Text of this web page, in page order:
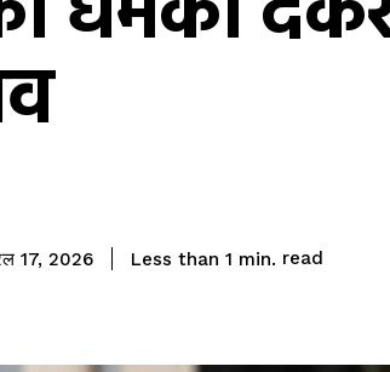
17, 2026 Less than 1 min. read